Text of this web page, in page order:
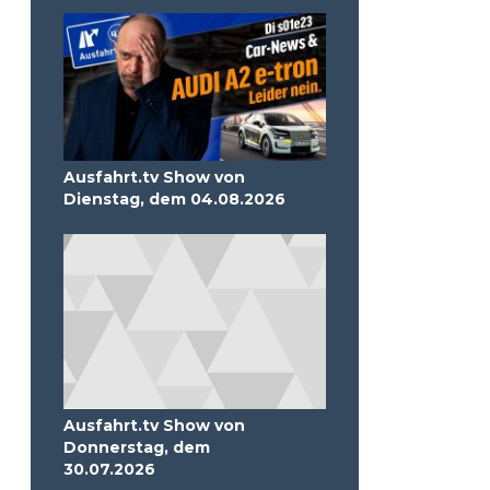
Ausfahrt.tv Show von
Dienstag, dem 04.08.2026
Ausfahrt.tv Show von
Donnerstag, dem
30.07.2026